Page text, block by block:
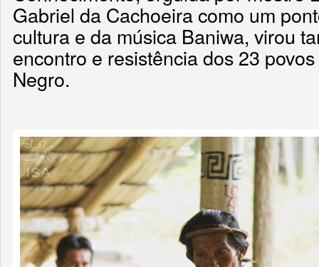
Gabriel da Cachoeira como um
cultura e da música Baniwa, virou
encontro e resistência dos 23
Negro.